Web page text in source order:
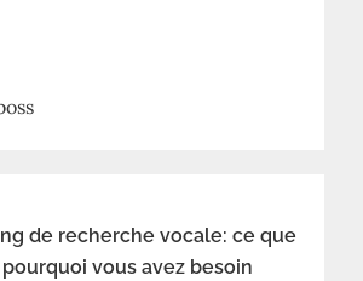
de recherche vocale: ce que
vous avez besoin